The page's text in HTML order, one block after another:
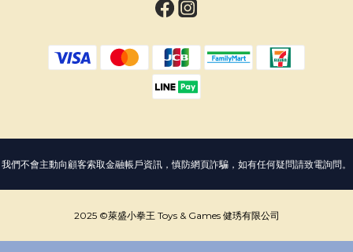
我們不會主動向顧客索取金融帳戶資訊，慎防網頁詐騙，如有任何疑問請致電詢問。
2025 ©萊盛小拳王 Toys & Games 健琇有限公司